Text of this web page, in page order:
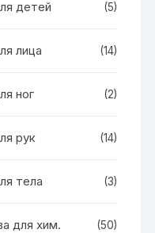
детей (5)
лица (14)
ног (2)
рук (14)
тела (3)
для хим.
(50)